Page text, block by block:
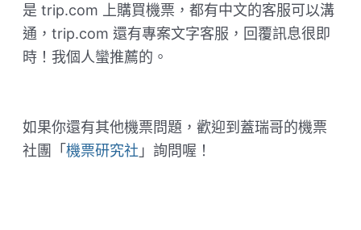
是 trip.com 上購買機票，都有中文的客服可以溝
通，trip.com 還有專案文字客服，回覆訊息很即
時！我個人蠻推薦的。
如果你還有其他機票問題，歡迎到蓋瑞哥的機票
社團「機票研究社 」詢問喔！